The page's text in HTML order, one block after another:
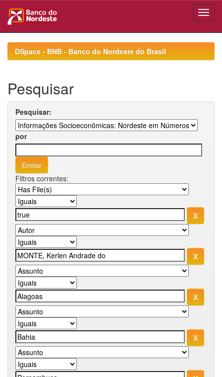
navigationDSpace - BNB - Banco do Nordeste do Brasil
Pesquisar
Pesquisar:
por
Filtros correntes: